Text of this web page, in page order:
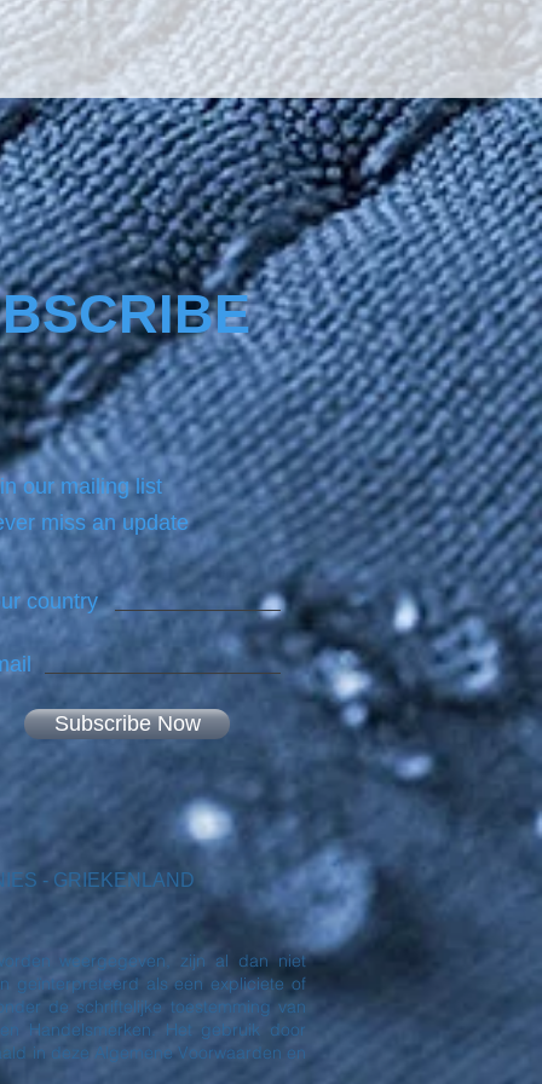
our mailing list
miss an update
country
Subscribe Now
- GRIEKENLAND
weergegeven, zijn al dan niet
geïnterpreteerd als een expliciete of
de schriftelijke toestemming van
Handelsmerken. Het gebruik door
in deze Algemene Voorwaarden en